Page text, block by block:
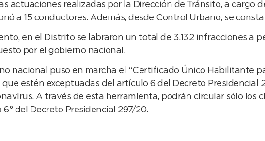
actuaciones realizadas por la Dirección de Tránsito, a cargo
a 15 conductores. Además, desde Control Urbano, se
en el Distrito se labraron un total de 3.132 infracciones a
por el gobierno nacional.
nacional puso en marcha el “Certificado Único Habilitante
estén exceptuadas del artículo 6 del Decreto Presidencial
A través de esta herramienta, podrán circular sólo los
del Decreto Presidencial 297/20.